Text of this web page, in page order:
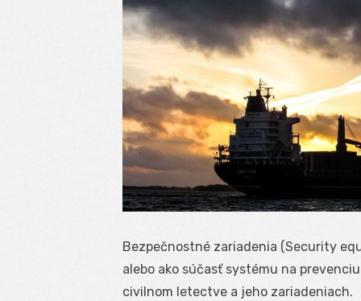
Bezpečnostné zariadenia (Security
alebo ako súčasť systému na
civilnom letectve a jeho zariadeniach.